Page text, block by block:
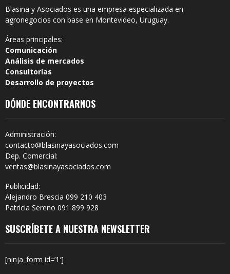
Blasina y Asociados es una empresa especializada en
agronegocios con base en Montevideo, Uruguay.
Áreas principales:
Comunicación
Análisis de mercados
Consultorías
Desarrollo de proyectos
DÓNDE ENCONTRARNOS
Administración:
contacto@blasinayasociados.com
Dep. Comercial:
ventas@blasinayasociados.com
Publicidad:
Alejandro Brescia 099 210 403
Patricia Sereno 091 899 928
SUSCRÍBETE A NUESTRA NEWSLETTER
[ninja_form id=’1′]